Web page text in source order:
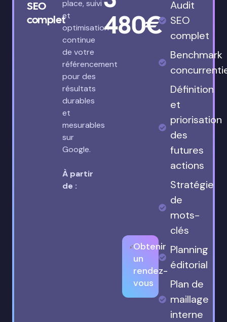
SEO
complet
place, suivi
et
optimisation
continue
de votre
référencement
pour des
résultats
durables
et
mesurables
sur
Google.
À partir
de :
480€
Obtenir
un
rendez-
vous
Audit
SEO
complet
Benchmark
Définition
et
priorisation
des
futures
actions
Stratégie
de
mots-
clés
Planning
éditorial
Plan de
maillage
interne